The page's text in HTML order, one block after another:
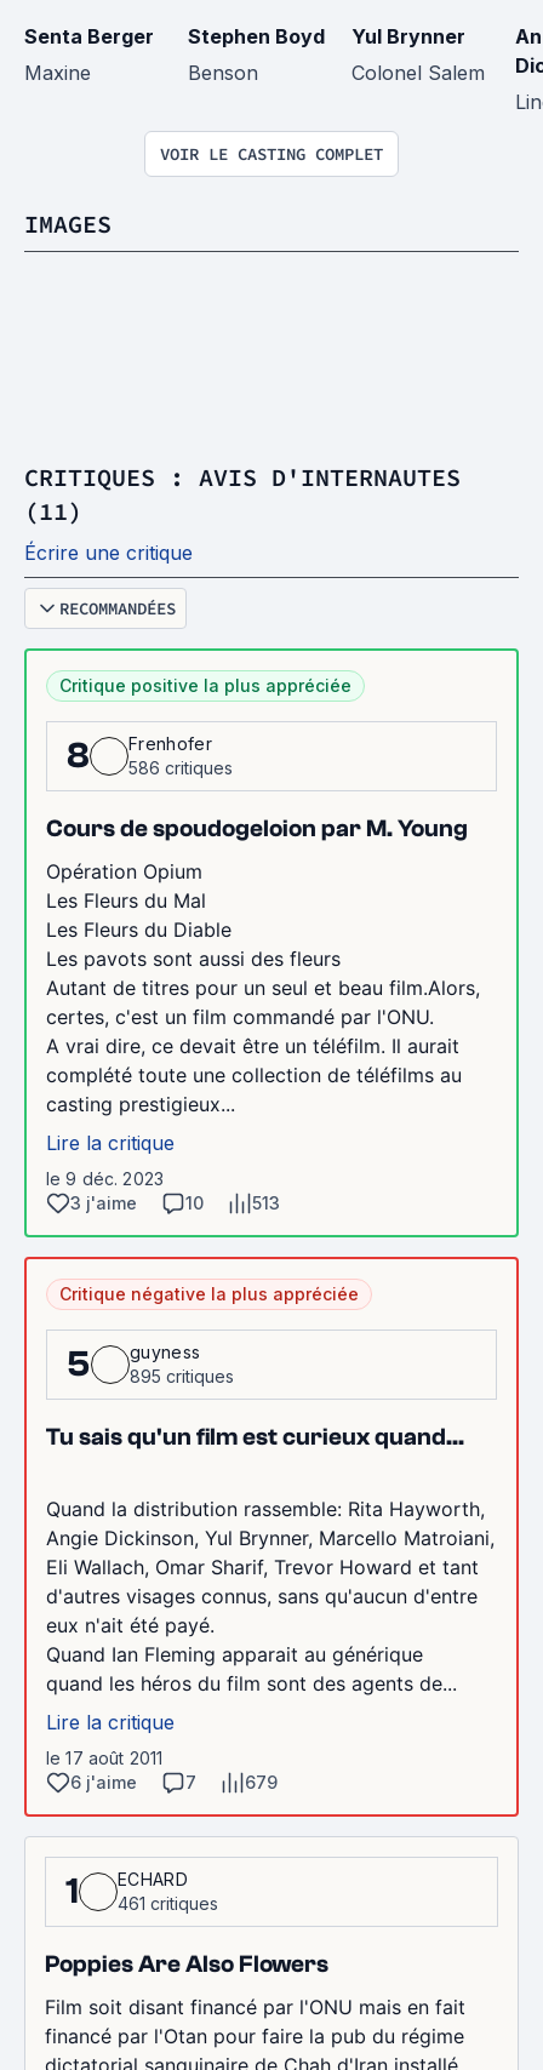
Senta Berger
Maxine
Stephen Boyd
Benson
Yul Brynner
Colonel Salem
VOIR LE CASTING COMPLET
IMAGES
CRITIQUES : AVIS D'INTERNAUTES
(11)
Écrire une critique
RECOMMANDÉES
Critique positive la plus appréciée
8
Frenhofer
586 critiques
Cours de spoudogeloion par M. Young
Opération Opium
Les Fleurs du Mal
Les Fleurs du Diable
Les pavots sont aussi des fleurs
Autant de titres pour un seul et beau film.Alors,
certes, c'est un film commandé par l'ONU.
A vrai dire, ce devait être un téléfilm. Il aurait
complété toute une collection de téléfilms au
casting prestigieux...
Lire la critique
le 9 déc. 2023
3 j'aime
10 513
Critique négative la plus appréciée
5
guyness
895 critiques
Tu sais qu'un film est curieux quand...
Quand la distribution rassemble: Rita Hayworth,
Angie Dickinson, Yul Brynner, Marcello Matroiani,
Eli Wallach, Omar Sharif, Trevor Howard et tant
d'autres visages connus, sans qu'aucun d'entre
eux n'ait été payé.
Quand Ian Fleming apparait au générique
quand les héros du film sont des agents de...
Lire la critique
le 17 août 2011
6 j'aime
7 679
1
ECHARD
461 critiques
Poppies Are Also Flowers
Film soit disant financé par l'ONU mais en fait
financé par l'Otan pour faire la pub du régime
dictatorial sanguinaire de Chah d'Iran installé